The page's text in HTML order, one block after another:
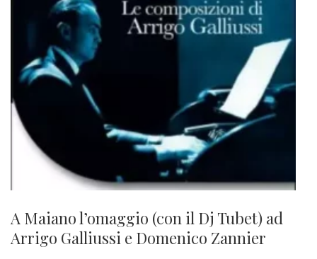
A Maiano l’omaggio (con il Dj Tubet) ad
Arrigo Galliussi e Domenico Zannier